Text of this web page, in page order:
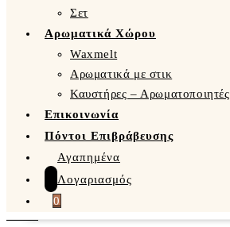
Σετ
Αρωματικά Χώρου
Waxmelt
Αρωματικά με στικ
Καυστήρες – Αρωματοποιητές
Επικοινωνία
Πόντοι Επιβράβευσης
Αγαπημένα
Λογαριασμός
0